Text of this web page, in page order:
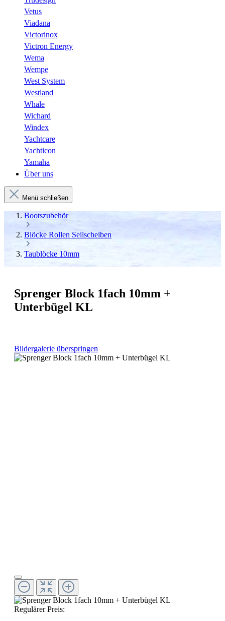
Vetus
Viadana
Victorinox
Victron Energy
Wema
Wempe
West System
Westland
Whale
Wichard
Windex
Yachtcare
Yachticon
Yamaha
Über uns
Menü schließen
Bootszubehör
Blöcke Rollen Seilscheiben
Taublöcke 10mm
Sprenger Block 1fach 10mm +
Unterbügel KL
Bildergalerie überspringen
Regulärer Preis: